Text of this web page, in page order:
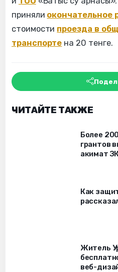
приняли окончательное
стоимости проезда в
транспорте на 20 тенге.
ЧИТАЙТЕ ТАКЖЕ
Более
грантов
акимат
Как
Житель
веб-